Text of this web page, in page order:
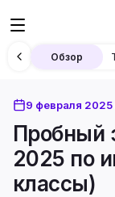
Обзор
9 февраля 2025
Пробный
2025 по
классы)